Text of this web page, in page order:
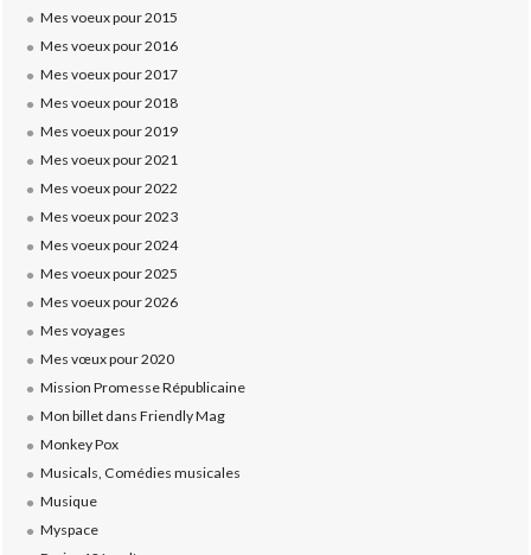
Mes voeux pour 2015
Mes voeux pour 2016
Mes voeux pour 2017
Mes voeux pour 2018
Mes voeux pour 2019
Mes voeux pour 2021
Mes voeux pour 2022
Mes voeux pour 2023
Mes voeux pour 2024
Mes voeux pour 2025
Mes voeux pour 2026
Mes voyages
Mes vœux pour 2020
Mission Promesse Républicaine
Mon billet dans Friendly Mag
Monkey Pox
Musicals, Comédies musicales
Musique
Myspace